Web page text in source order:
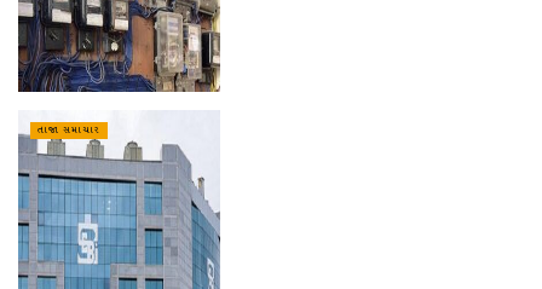
તાજા સમાચાર